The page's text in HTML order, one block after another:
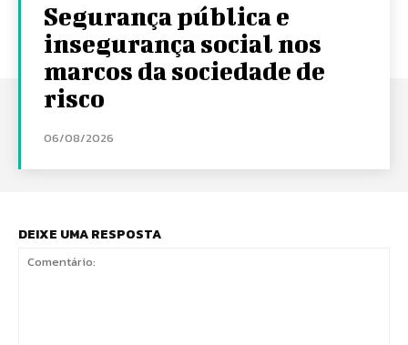
Segurança pública e
insegurança social nos
marcos da sociedade de
risco
06/08/2026
DEIXE UMA RESPOSTA